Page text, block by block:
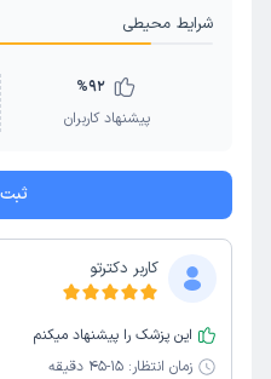
دیسک گردن
کف پا
شرایط محیطی
%92
پیشنهاد کاربران
کاربر دکترتو
این پزشک را پیشنهاد میکنم
زمان انتظار: 15-45 دقیقه